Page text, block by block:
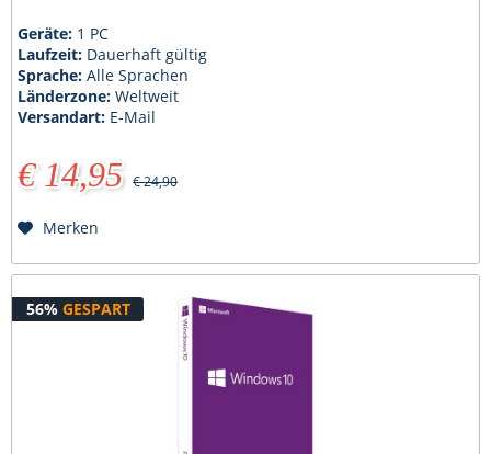
Geräte: 1 PC
Laufzeit: Dauerhaft gültig
Sprache:Alle Sprachen
Länderzone:Weltweit
Versandart: E-Mail
€ 14,95 € 24,90
Merken
56% GESPART